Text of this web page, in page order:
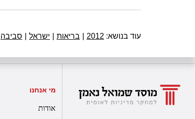
עוד בנושא: 2012 בריאות ישראל סביבה
מי אנחנו
אודות